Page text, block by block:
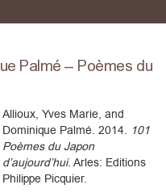
Palmé – Poèmes du
Allioux, Yves Marie, and
Dominique Palmé. 2014. 101
Poèmes du Japon
d’aujourd’hui. Arles: Editions
Philippe Picquier.